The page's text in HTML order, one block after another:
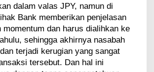
dalam valas JPY, namun di
Bank memberikan penjelasan
momentum dan harus dialihkan ke
sehingga akhirnya nasabah
terjadi kerugian yang sangat
tersebut. Dan hal ini